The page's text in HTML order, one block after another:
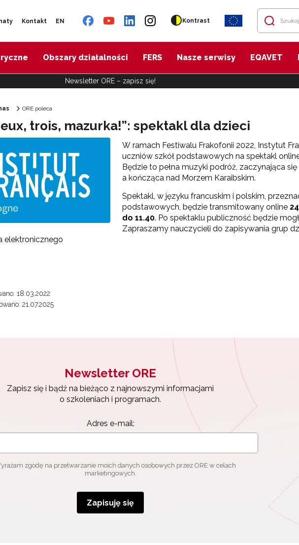
Kontakt EN Kontrast
Obszary działalności FERS Nasze serwisy EQAVET
Newsletter ORE – zapisz się!
Rozwoju Edukacji"
ORE poleca
trois, mazurka!”: spektakl dla dzieci
W ramach Festiwalu Frakofonii 2022, Instytut
uczniów szkół podstawowych na spektakl online
Będzie to pełna muzyki podróż, zaczynająca
a kończąca nad Morzem Karaibskim.
Spektakl, w języku francuskim i polskim,
podstawowych, będzie transmitowany online
do 11.40. Po spektaklu publiczność będzie
Zapraszamy nauczycieli do zapisywania grup
elektronicznego
18.03.2022
21.07.2025
Newsletter ORE
Zapisz się i bądź na bieżąco z najnowszymi informacjami
o szkoleniach i programach.
Adres e-mail:
zgodę na przetwarzanie moich danych osobowych przez ORE w celach
marketingowych.
Zapisuję się